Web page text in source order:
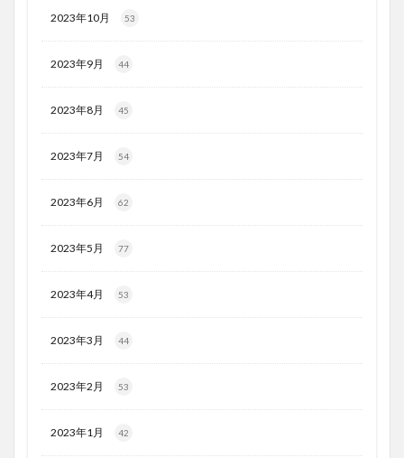
2023年10月 53
2023年9月 44
2023年8月 45
2023年7月 54
2023年6月 62
2023年5月 77
2023年4月 53
2023年3月 44
2023年2月 53
2023年1月 42